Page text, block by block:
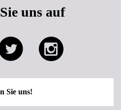
uns auf
Sie uns!